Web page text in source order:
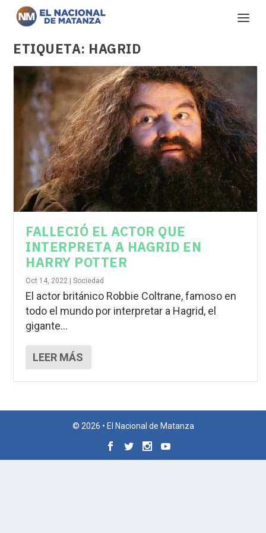
ETIQUETA: HAGRID
FALLECIÓ EL ACTOR QUE
INTERPRETA A HAGRID EN
HARRY POTTER
Oct 14, 2022 |Sociedad
El actor británico Robbie Coltrane, famoso en
todo el mundo por interpretar a Hagrid, el
gigante...
LEER MÁS
© 2026 • El Nacional de Matanza